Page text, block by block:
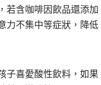
若含咖啡因飲品還添加
力不集中等症狀，降低
子喜愛酸性飲料，如果